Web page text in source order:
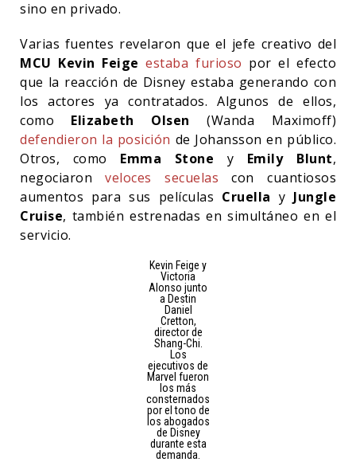
sino en privado.
Varias fuentes revelaron que el jefe creativo del
MCU Kevin Feige estaba furioso por el efecto
que la reacción de Disney estaba generando con
los actores ya contratados. Algunos de ellos,
como Elizabeth Olsen (Wanda Maximoff)
defendieron la posición de Johansson en público.
Otros, como Emma Stone y Emily Blunt,
negociaronveloces secuelas con cuantiosos
aumentos para sus películas Cruella y Jungle
Cruise, también estrenadas en simultáneo en el
servicio.
Kevin Feige y
Victoria
Alonso junto
a Destin
Daniel
Cretton,
director de
Shang-Chi.
Los
ejecutivos de
Marvel fueron
los más
consternados
por el tono de
los abogados
de Disney
durante esta
demanda.